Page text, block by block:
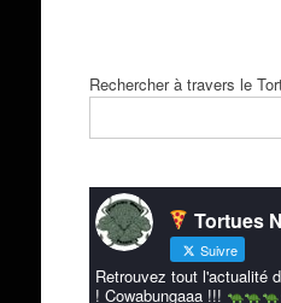
Rechercher à travers le
Tortues
Suivre
Retrouvez tout l'actualité
! Cowabungaaa !!!